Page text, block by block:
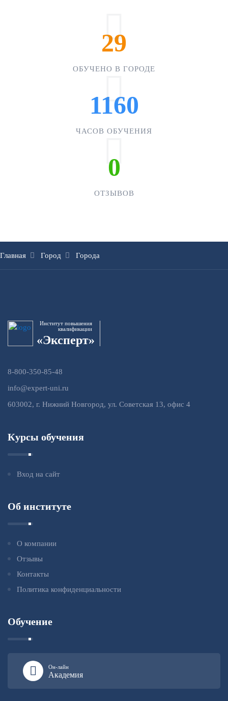
29
ОБУЧЕНО В ГОРОДЕ
1160
ЧАСОВ ОБУЧЕНИЯ
0
ОТЗЫВОВ
Главная Город Города
Институт повышения
квалификации
«Эксперт»
8-800-350-85-48
info@expert-uni.ru
603002, г. Нижний Новгород, ул. Советская 13, офис 4
Курсы обучения
Вход на сайт
Об институте
О компании
Отзывы
Контакты
Политика конфиденциальности
Обучение
Он-лайн
Академия